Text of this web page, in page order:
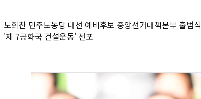
노회찬 민주노동당 대선 예비후보 중앙선거대책본부 출범
'제 7공화국 건설운동' 선포